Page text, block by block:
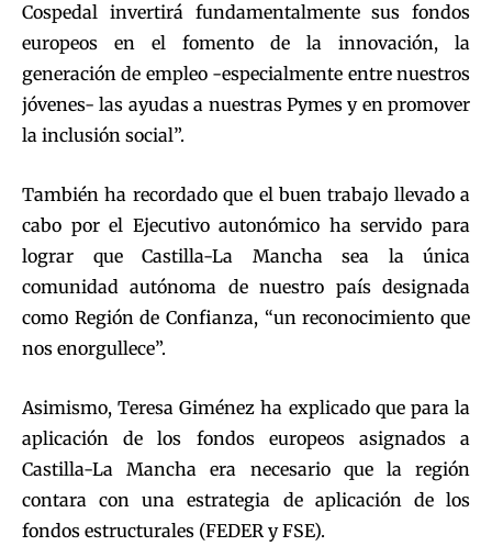
Cospedal invertirá fundamentalmente sus fondos
europeos en el fomento de la innovación, la
generación de empleo -especialmente entre nuestros
jóvenes- las ayudas a nuestras Pymes y en promover
la inclusión social”.
También ha recordado que el buen trabajo llevado a
cabo por el Ejecutivo autonómico ha servido para
lograr que Castilla-La Mancha sea la única
comunidad autónoma de nuestro país designada
como Región de Confianza, “un reconocimiento que
nos enorgullece”.
Asimismo, Teresa Giménez ha explicado que para la
aplicación de los fondos europeos asignados a
Castilla-La Mancha era necesario que la región
contara con una estrategia de aplicación de los
fondos estructurales (FEDER y FSE).